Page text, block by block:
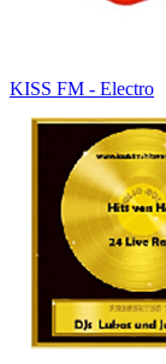
KISS FM - Electro